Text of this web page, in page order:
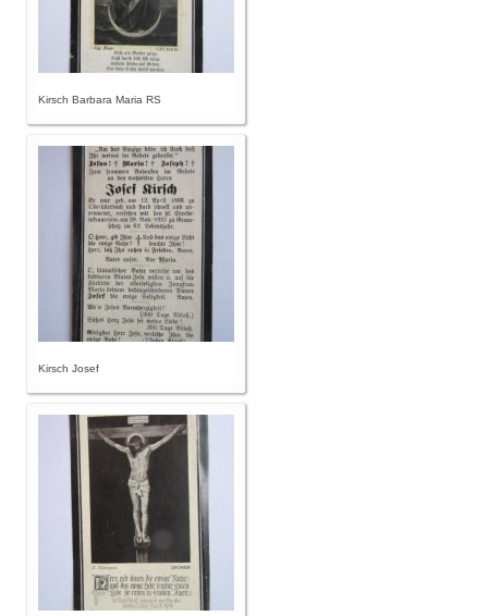
Kirsch Barbara Maria RS
Kirsch Josef